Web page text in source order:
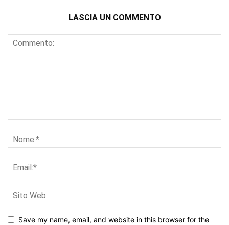
LASCIA UN COMMENTO
Save my name, email, and website in this browser for the